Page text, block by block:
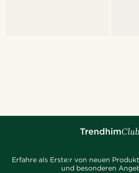
Erfahre als Erste:r von neuen
und besonderen